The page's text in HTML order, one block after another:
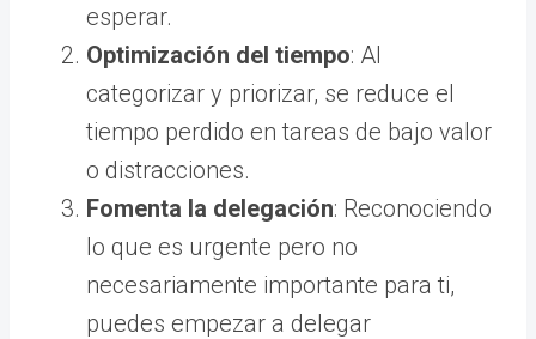
esperar.
Optimización del tiempo: Al
categorizar y priorizar, se reduce el
tiempo perdido en tareas de bajo valor
o distracciones.
Fomenta la delegación: Reconociendo
lo que es urgente pero no
necesariamente importante para ti,
puedes empezar a delegar